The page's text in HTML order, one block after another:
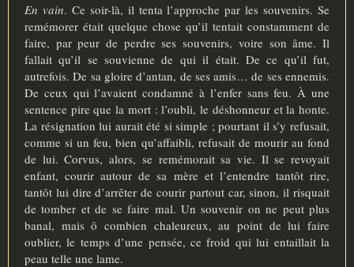
En vain. Ce soir-là, il tenta l’approche par les souvenirs. Se
remémorer était quelque chose qu’il tentait constamment de
faire, par peur de perdre ses souvenirs, voire son âme. Il
fallait qu’il se souvienne de qui il était. De ce qu’il fut,
autrefois. De sa gloire d’antan, de ses amis… de ses ennemis.
De ceux qui l’avaient condamné à l’enfer sans feu. À une
sentence pire que la mort : l’oubli, le déshonneur et la honte.
La résignation lui aurait été si simple ; pourtant il s’y refusait,
comme si un feu, bien qu’affaibli, refusait de mourir au fond
de lui. Corvus, alors, se remémorait sa vie. Il se revoyait
enfant, courir autour de sa mère et l’entendre tantôt rire,
tantôt lui dire d’arrêter de courir partout car, sinon, il risquait
de tomber et de se faire mal. Un souvenir on ne peut plus
banal, mais ô combien chaleureux, au point de lui faire
oublier, le temps d’une pensée, ce froid qui lui entaillait la
peau telle une lame.